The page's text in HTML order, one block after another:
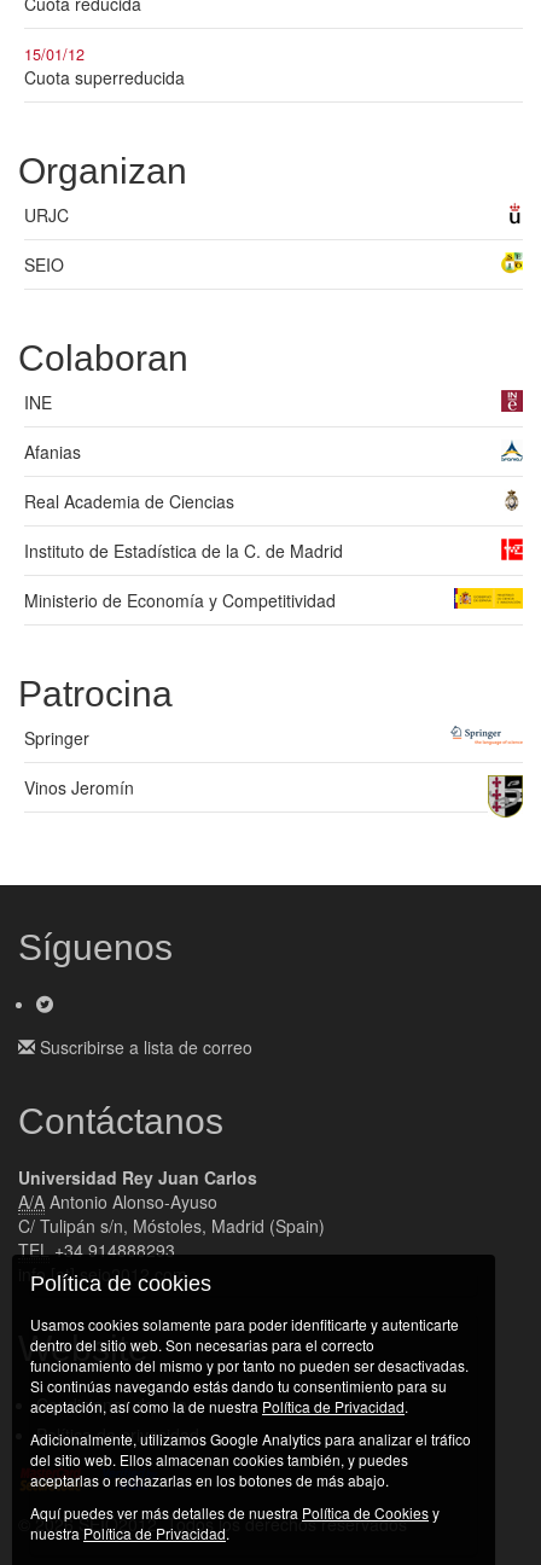
15/01/12
Cuota superreducida
Organizan
URJC
SEIO
Colaboran
INE
Afanias
Real Academia de Ciencias
Instituto de Estadística de la C. de Madrid
Ministerio de Economía y Competitividad
Patrocina
Springer
Vinos Jeromín
Síguenos
Suscribirse a lista de correo
Contáctanos
Universidad Rey Juan Carlos
A/A Antonio Alonso-Ayuso
C/ Tulipán s/n, Móstoles, Madrid (Spain)
TEL+34 914888293
info [at] seio2012.com
Website
Condiciones de uso
Política de privacidad
© 2026 SEIO2012. Todos los derechos reservados
Política de cookies
Usamos cookies solamente para poder idenfiticarte y autenticarte
dentro del sitio web. Son necesarias para el correcto
funcionamiento del mismo y por tanto no pueden ser desactivadas.
Si continúas navegando estás dando tu consentimiento para su
aceptación, así como la de nuestra Política de Privacidad.
Adicionalmente, utilizamos Google Analytics para analizar el tráfico
del sitio web. Ellos almacenan cookies también, y puedes
aceptarlas o rechazarlas en los botones de más abajo.
Aquí puedes ver más detalles de nuestra Política de Cookiesy
nuestra Política de Privacidad.